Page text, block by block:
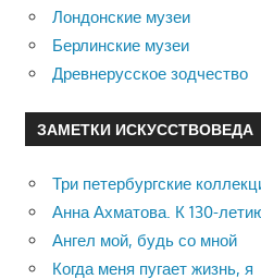
Лондонские музеи
Берлинские музеи
Древнерусское зодчество
ЗАМЕТКИ ИСКУССТВОВЕДА
Три петербургские
Анна Ахматова. К 130-
Ангел мой, будь со мной
Когда меня пугает жизнь,